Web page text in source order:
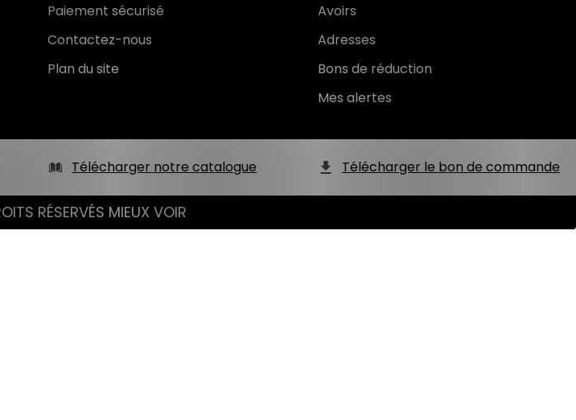
Paiement sécurisé
Contactez-nous
Plan du site
Avoirs
Adresses
Bons de réduction
Mes alertes
Télécharger notre catalogue Télécharger le bon de commande
RÉSERVÉS MIEUX VOIR